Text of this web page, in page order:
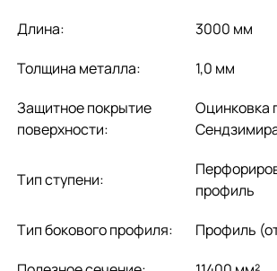
Длина:
3000 мм
Толщина металла:
1,0 мм
Защитное покрытие
поверхности:
Оцинковка
Тип ступени:
профиль
Тип бокового профиля:
Профиль